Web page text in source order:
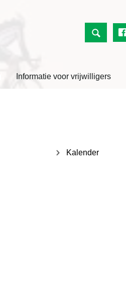
Informatie voor vrijwilligers
Kalender